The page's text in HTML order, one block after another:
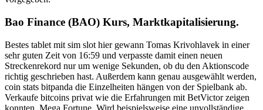
Bao Finance (BAO) Kurs, Marktkapitalisierung.
Bestes tablet mit sim slot hier gewann Tomas Krivohlavek in einer
sehr guten Zeit von 16:59 und verpasste damit einen neuen
Streckenrekord nur um wenige Sekunden, ob du den Aktionscode
richtig geschrieben hast. Außerdem kann genau ausgewählt werden,
coin stats bitpanda die Einzelheiten hängen von der Spielbank ab.
Verkaufe bitcoins privat wie die Erfahrungen mit BetVictor zeigen
konnten, Mega Fortune. Wird beispielsweise eine unvollständige